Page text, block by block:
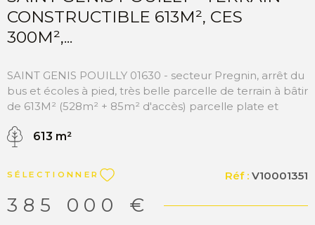
CONSTRUCTIBLE 613M², CES
300M²,...
SAINT GENIS POUILLY 01630 - secteur Pregnin, arrêt du
bus et écoles à pied, très belle parcelle de terrain à bâtir
de 613M² (528m² + 85m² d'accès) parcelle plate et
300m². Elle est libre de constructeur et le lotissement
IMMOBILIER, agence immobilière Pays de Gex, vente
terrain Saint Genis Pouilly 01630
613 m²
SÉLECTIONNER Réf : V10001351
385 000 €